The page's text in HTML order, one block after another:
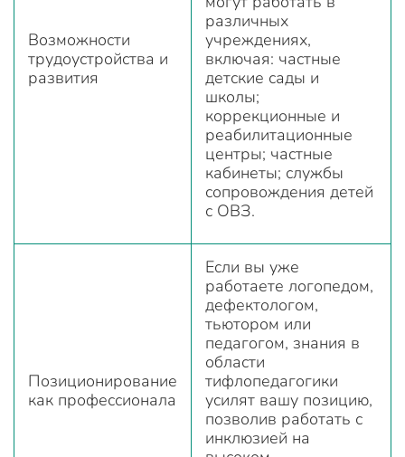
Возможности
трудоустройства и
развития
различных
учреждениях,
включая: частные
детские сады и
школы;
коррекционные и
реабилитационные
центры; частные
кабинеты; службы
сопровождения детей
с ОВЗ.
Позиционирование
как профессионала
Если вы уже
работаете логопедом,
дефектологом,
тьютором или
педагогом, знания в
области
тифлопедагогики
усилят вашу позицию,
позволив работать с
инклюзией на